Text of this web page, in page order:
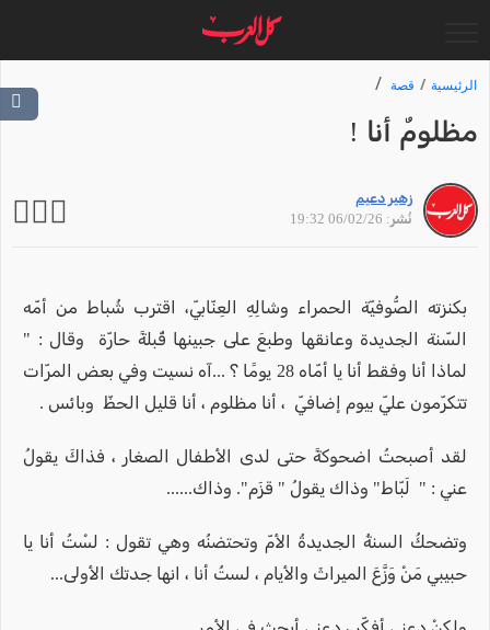
الرئيسية قصة
مظلومٌ أنا !
زهير دعيم
نُشر: 06/02/26 19:32
بكنزته الصُّوفيّة الحمراء وشالِهِ العِنّابيّ، اقترب شُباط من أمّه
السّنة الجديدة وعانقها وطبعَ على جبينها قُبلةً حارّة وقال : "
لماذا أنا وفقط أنا يا أمّاه 28 يومًا ؟ ...آه نسيت وفي بعض المرّات
تتكرّمون عليّ بيوم إضافيّ ، أنا مظلوم ، أنا قليل الحظّ وبائس .
لقد أصبحتُ اضحوكةً حتى لدى الأطفال الصغار ، فذاكَ يقولُ
عني : " لَبّاط" وذاك يقولُ " قزَم". وذاك......
وتضحكُ السنةُ الجديدةُ الأمّ وتحتضنُه وهي تقول : لسْتُ أنا يا
حبيبي مَنْ وَزَّعَ الميراثَ والأيام ، لستُ أنا ، انها جدتك الأولى...